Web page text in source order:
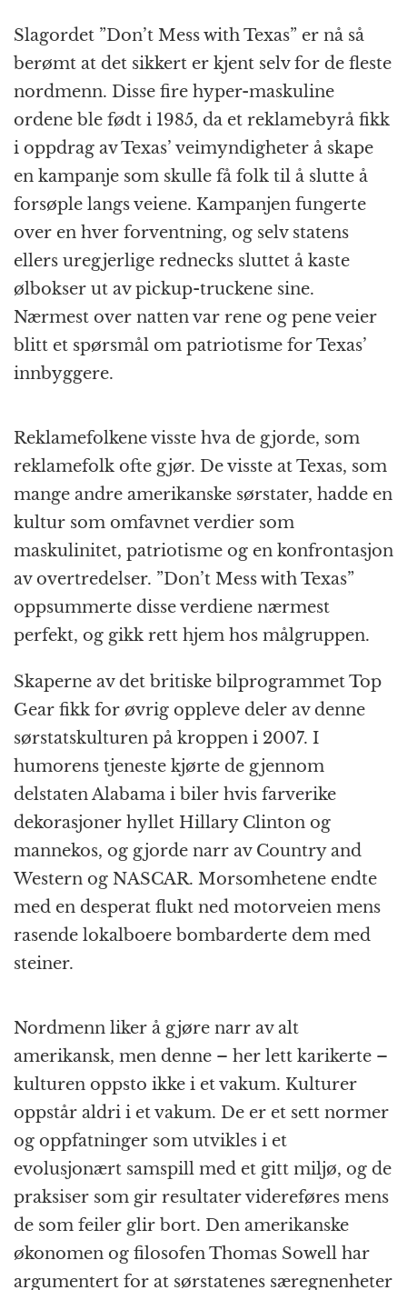
Slagordet ”Don’t Mess with Texas” er nå så
berømt at det sikkert er kjent selv for de fleste
nordmenn. Disse fire hyper-maskuline
ordene ble født i 1985, da et reklamebyrå fikk
i oppdrag av Texas’ veimyndigheter å skape
en kampanje som skulle få folk til å slutte å
forsøple langs veiene. Kampanjen fungerte
over en hver forventning, og selv statens
ellers uregjerlige rednecks sluttet å kaste
ølbokser ut av pickup-truckene sine.
Nærmest over natten var rene og pene veier
blitt et spørsmål om patriotisme for Texas’
innbyggere.
Reklamefolkene visste hva de gjorde, som
reklamefolk ofte gjør. De visste at Texas, som
mange andre amerikanske sørstater, hadde en
kultur som omfavnet verdier som
maskulinitet, patriotisme og en konfrontasjon
av overtredelser. ”Don’t Mess with Texas”
oppsummerte disse verdiene nærmest
perfekt, og gikk rett hjem hos målgruppen.
Skaperne av det britiske bilprogrammet Top
Gear fikk for øvrig oppleve deler av denne
sørstatskulturen på kroppen i 2007. I
humorens tjeneste kjørte de gjennom
delstaten Alabama i biler hvis farverike
dekorasjoner hyllet Hillary Clinton og
mannekos, og gjorde narr av Country and
Western og NASCAR. Morsomhetene endte
med en desperat flukt ned motorveien mens
rasende lokalboere bombarderte dem med
steiner.
Nordmenn liker å gjøre narr av alt
amerikansk, men denne – her lett karikerte –
kulturen oppsto ikke i et vakum. Kulturer
oppstår aldri i et vakum. De er et sett normer
og oppfatninger som utvikles i et
evolusjonært samspill med et gitt miljø, og de
praksiser som gir resultater videreføres mens
de som feiler glir bort. Den amerikanske
økonomen og filosofen Thomas Sowell har
argumentert for at sørstatenes særegnenheter